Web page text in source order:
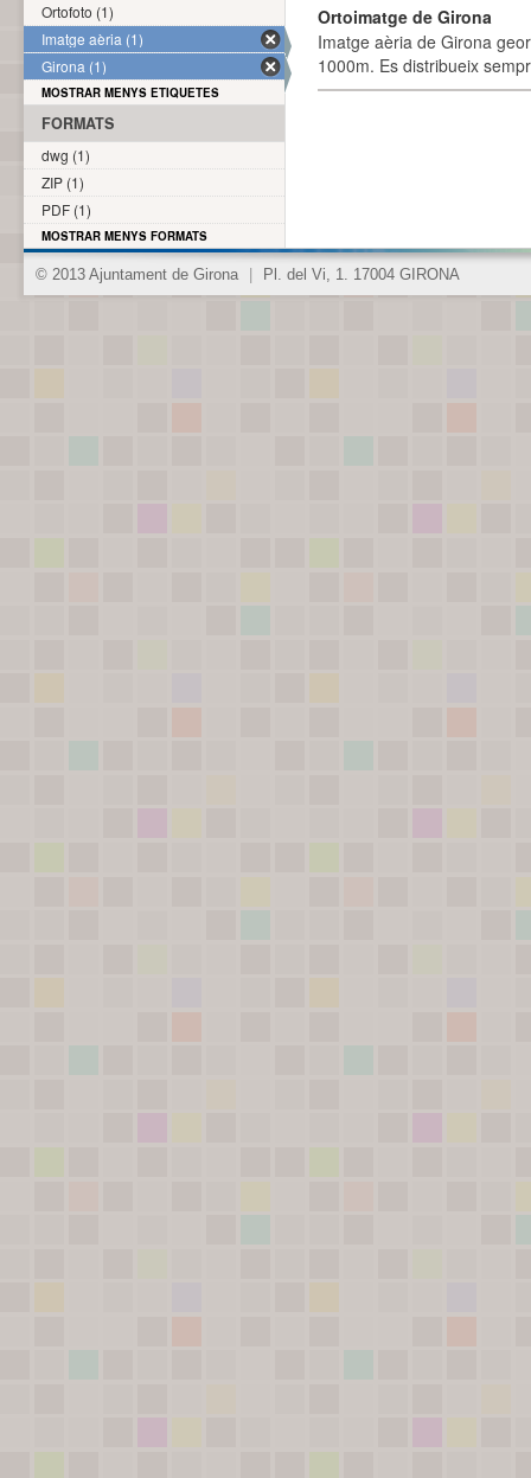
Ortoimatge de Girona
Imatge aèria de Girona
1000m. Es distribueix
Ortofoto (1)
Imatge aèria (1)
Girona (1)
MOSTRAR MENYS ETIQUETES
FORMATS
dwg (1)
ZIP (1)
PDF (1)
MOSTRAR MENYS FORMATS
© 2013 Ajuntament de Girona Pl. del Vi, 1. 17004 GIRONA